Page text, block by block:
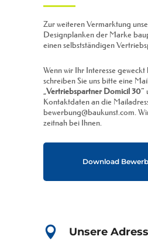
Zur weiteren Vermarktung
Designplanken der Marke
einen selbstständigen
Wenn wir Ihr Interesse
schreiben Sie uns bitte eine
„Vertriebspartner Domicil 30“
Kontaktdaten an die
bewerbung@baukunst.com.
zeitnah bei Ihnen.
Download
Unsere